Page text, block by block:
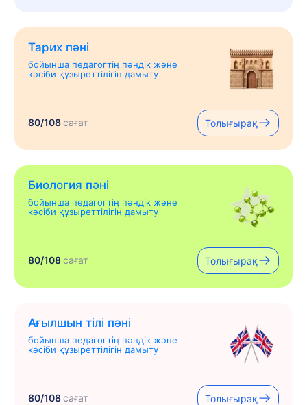
Тарих пәні
бойынша педагогтің пәндік және
кәсіби құзыреттілігін дамыту
80/108сағат Толығырақ
Биология пәні
бойынша педагогтің пәндік және
кәсіби құзыреттілігін дамыту
80/108сағат Толығырақ
Ағылшын тілі пәні
бойынша педагогтің пәндік және
кәсіби құзыреттілігін дамыту
80/108сағат Толығырақ